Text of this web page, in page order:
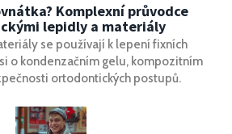
Komplexní průvodce
lepidly a materiály
se používají k lepení fixních
o kondenzačním gelu, kompozitním
ortodontických postupů.